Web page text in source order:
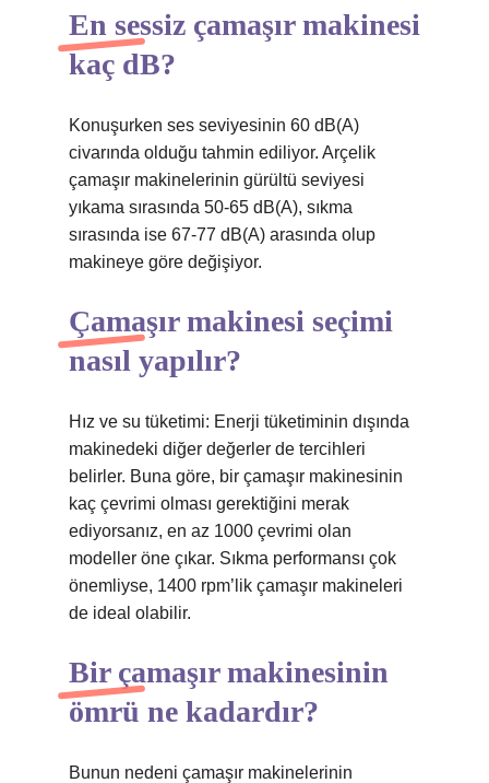
En sessiz çamaşır makinesi
kaç dB?
Konuşurken ses seviyesinin 60 dB(A)
civarında olduğu tahmin ediliyor. Arçelik
çamaşır makinelerinin gürültü seviyesi
yıkama sırasında 50-65 dB(A), sıkma
sırasında ise 67-77 dB(A) arasında olup
makineye göre değişiyor.
Çamaşır makinesi seçimi
nasıl yapılır?
Hız ve su tüketimi: Enerji tüketiminin dışında
makinedeki diğer değerler de tercihleri ​​
belirler. Buna göre, bir çamaşır makinesinin
kaç çevrimi olması gerektiğini merak
ediyorsanız, en az 1000 çevrimi olan
modeller öne çıkar. Sıkma performansı çok
önemliyse, 1400 rpm’lik çamaşır makineleri
de ideal olabilir.
Bir çamaşır makinesinin
ömrü ne kadardır?
Bunun nedeni çamaşır makinelerinin